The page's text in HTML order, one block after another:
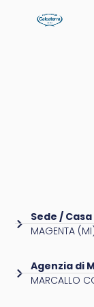
Sede /
MAGENTA
Agenzia di
MARCALLO